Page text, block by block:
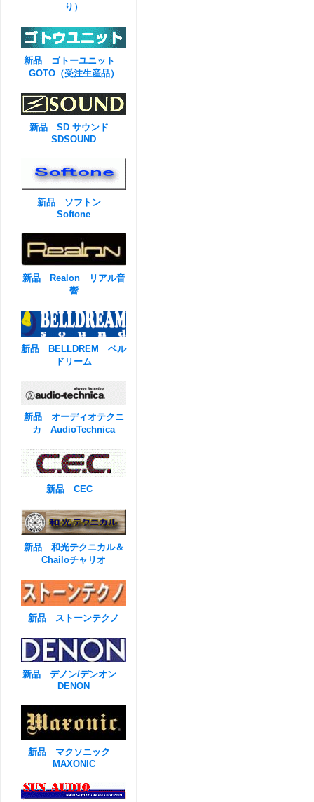
り）
新品 ゴトーユニット
GOTO（受注生産品）
新品 SD サウンド
SDSOUND
新品 ソフトン
Softone
新品 Realon リアル音
響
新品 BELLDREM ベル
ドリーム
新品 オーディオテクニ
カ AudioTechnica
新品 CEC
新品 和光テクニカル＆
Chailoチャリオ
新品 ストーンテクノ
新品 デノン/デンオン
DENON
新品 マクソニック
MAXONIC